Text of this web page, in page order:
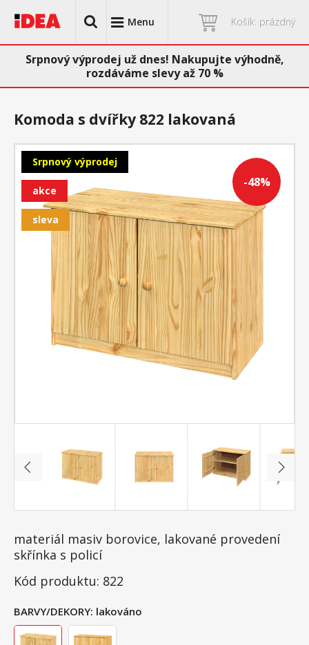
Menu Košík: prázdný
Srpnový výprodej už dnes! Nakupujte výhodně,
rozdáváme slevy až 70 %
-48%
Srpnový výprodej
akce
sleva
Komoda s dvířky 822 lakovaná
materiál masiv borovice, lakované provedení
skřínka s policí
Kód produktu: 822
BARVY/DEKORY: lakováno